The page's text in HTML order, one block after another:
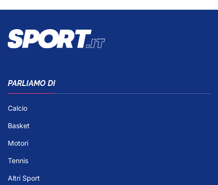
PARLIAMO DI
Calcio
Basket
Motori
Tennis
Altri Sport